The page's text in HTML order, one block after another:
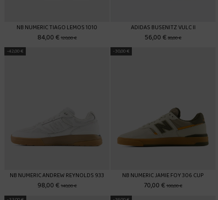
NB NUMERIC TIAGO LEMOS 1010
84,00 €120,00 €
ADIDAS BUSENITZ VULC II
56,00 €80,00 €
-42,00 €
NB NUMERIC ANDREW REYNOLDS 933
98,00 €140,00 €
-30,00 €
NB NUMERIC JAMIE FOY 306 CUP
70,00 €100,00 €